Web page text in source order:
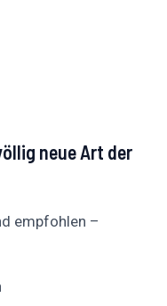
neue Art der
empfohlen –